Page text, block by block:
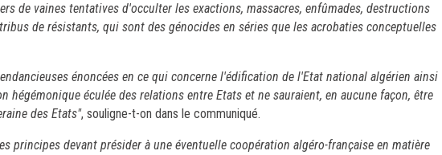
de vaines tentatives d'occulter les exactions, massacres, enfûmades, destructions
de résistants, qui sont des génocides en séries que les acrobaties conceptuelles
énoncées en ce qui concerne l'édification de l'Etat national algérien ainsi
éculée des relations entre Etats et ne sauraient, en aucune façon, être
des Etats", souligne-t-on dans le communiqué.
principes devant présider à une éventuelle coopération algéro-française en matière